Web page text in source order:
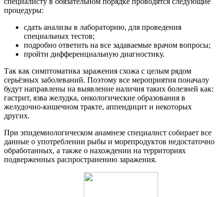
процедуры:
сдать анализы в лабораторию, для проведения
специальных тестов;
подробно ответить на все задаваемые врачом вопросы;
пройти дифференциальную диагностику.
Так как симптоматика заражения схожа с целым рядом
серьёзных заболеваний. Поэтому все мероприятия поначалу
будут направлены на выявление наличия таких болезней как:
гастрит, язва желудка, онкологические образования в
желудочно-кишечном тракте, аппендицит и некоторых
других.
При эпидемиологическом анамнезе специалист собирает все
данные о употреблении рыбы и морепродуктов недостаточно
обработанных, а также о нахождении на территориях
подверженных распространению заражения.